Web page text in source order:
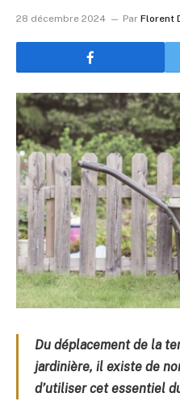
28 décembre 2024 Par Florent
Du déplacement de la
jardinière, il existe de
d’utiliser cet essentiel